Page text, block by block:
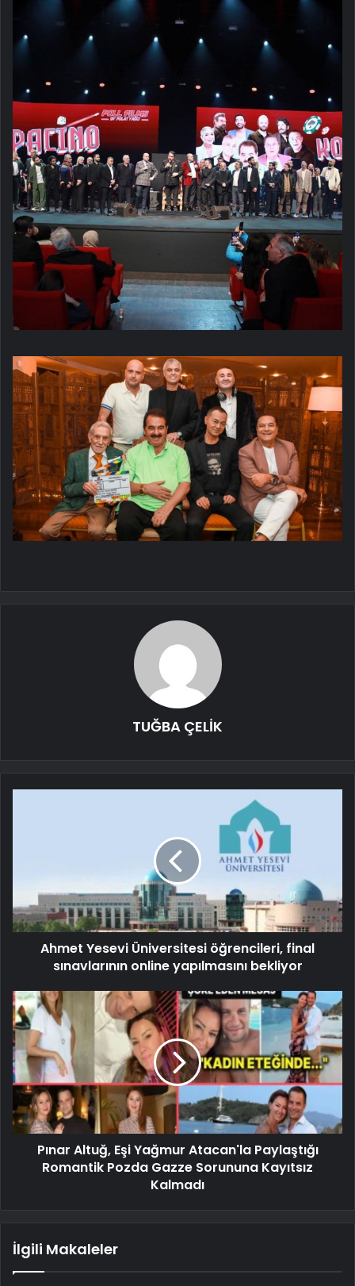
TUĞBA ÇELİK
Ahmet Yesevi Üniversitesi öğrencileri, final
sınavlarının online yapılmasını bekliyor
Pınar Altuğ, Eşi Yağmur Atacan'la Paylaştığı
Romantik Pozda Gazze Sorununa Kayıtsız
Kalmadı
İlgili Makaleler